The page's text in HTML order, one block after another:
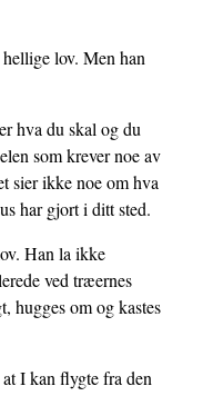
lov. Men han
hva du skal og du
som krever noe av
sier ikke noe om hva
har gjort i ditt sted.
Han la ikke
ved træernes
hugges om og kastes
I kan flygte fra den